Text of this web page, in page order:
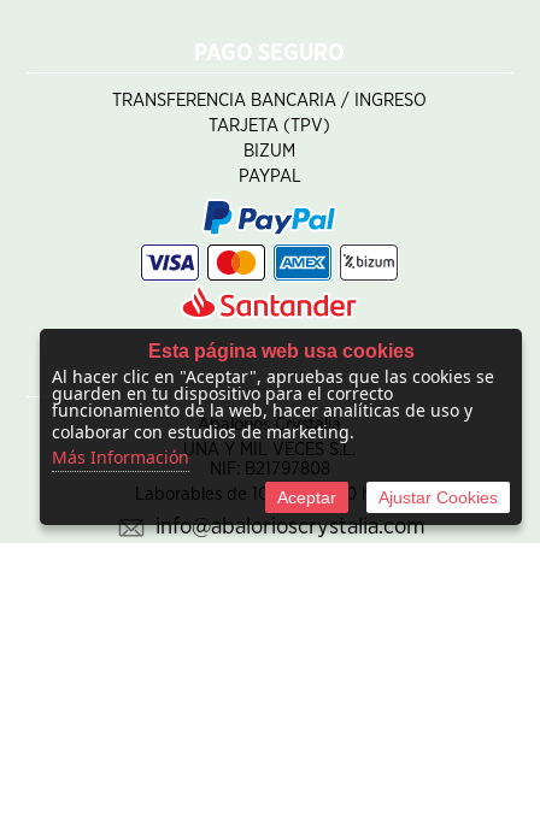
PAGO SEGURO
TRANSFERENCIA BANCARIA / INGRESO
TARJETA (TPV)
BIZUM
PAYPAL
CONTACTO
Abalorios Crystalia
UNA Y MIL VECES S.L.
NIF: B21797808
Laborables de 10:00 - 20:00 horas
info@abalorioscrystalia.com
Esta página web usa cookies
Al hacer clic en "Aceptar", apruebas que las cookies se
guarden en tu dispositivo para el correcto
funcionamiento de la web, hacer analíticas de uso y
colaborar con estudios de marketing.
Más Información
Aceptar Ajustar Cookies